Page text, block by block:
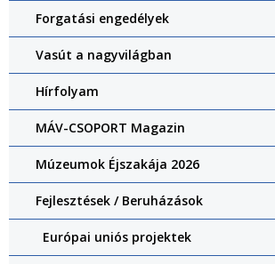
Forgatási engedélyek
Vasút a nagyvilágban
Hírfolyam
MÁV-CSOPORT Magazin
Múzeumok Éjszakája 2026
Fejlesztések / Beruházások
Európai uniós projektek